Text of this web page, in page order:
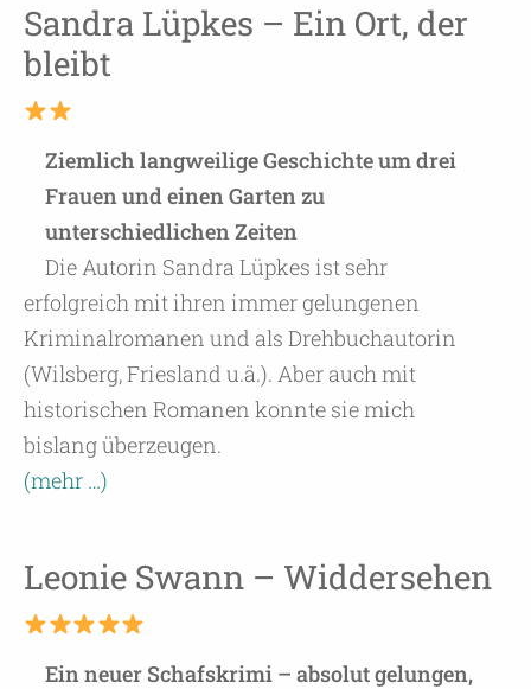
Sandra Lüpkes – Ein Ort, der
bleibt
Ziemlich langweilige Geschichte um drei
Frauen und einen Garten zu
unterschiedlichen Zeiten
Die Autorin Sandra Lüpkes ist sehr
erfolgreich mit ihren immer gelungenen
Kriminalromanen und als Drehbuchautorin
(Wilsberg, Friesland u.ä.). Aber auch mit
historischen Romanen konnte sie mich
bislang überzeugen.
(mehr …)
Leonie Swann – Widdersehen
Ein neuer Schafskrimi – absolut gelungen,